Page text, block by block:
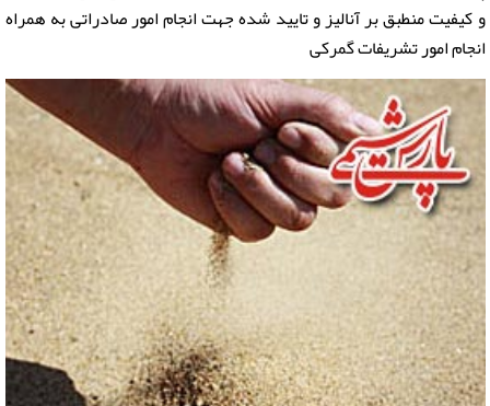
و کیفیت منطبق بر آنالیز و تایید شده جهت انجام امور صادراتی به همراه
انجام امور تشریفات گمرکی